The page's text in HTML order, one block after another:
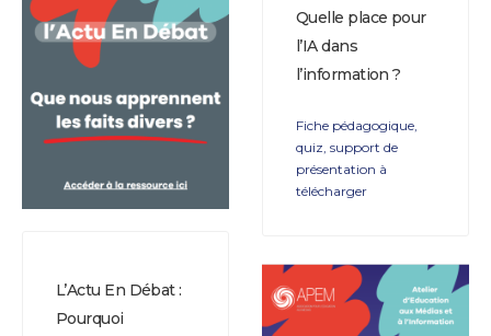
L’Actu En Débat :
Pourquoi
Quelle place pour
l’IA dans
l’information ?
Fiche pédagogique,
quiz, support de
présentation à
télécharger